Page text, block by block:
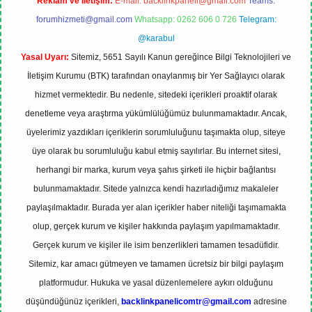
forumhizmeti@gmail.com Whatsapp: 0262 606 0 726 Telegram:
@karabul
Yasal Uyarı: Sitemiz, 5651 Sayılı Kanun gereğince Bilgi Teknolojileri ve
İletişim Kurumu (BTK) tarafından onaylanmış bir Yer Sağlayıcı olarak
hizmet vermektedir. Bu nedenle, sitedeki içerikleri proaktif olarak
denetleme veya araştırma yükümlülüğümüz bulunmamaktadır. Ancak,
üyelerimiz yazdıkları içeriklerin sorumluluğunu taşımakta olup, siteye
üye olarak bu sorumluluğu kabul etmiş sayılırlar. Bu internet sitesi,
herhangi bir marka, kurum veya şahıs şirketi ile hiçbir bağlantısı
bulunmamaktadır. Sitede yalnızca kendi hazırladığımız makaleler
paylaşılmaktadır. Burada yer alan içerikler haber niteliği taşımamakta
olup, gerçek kurum ve kişiler hakkında paylaşım yapılmamaktadır.
Gerçek kurum ve kişiler ile isim benzerlikleri tamamen tesadüfidir.
Sitemiz, kar amacı gütmeyen ve tamamen ücretsiz bir bilgi paylaşım
platformudur. Hukuka ve yasal düzenlemelere aykırı olduğunu
düşündüğünüz içerikleri, backlinkpanelicomtr@gmail.com adresine